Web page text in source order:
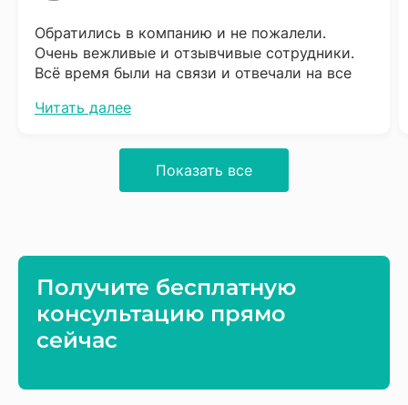
Обратились в компанию и не пожалели.
Очень вежливые и отзывчивые сотрудники.
Всё время были на связи и отвечали на все
терпения, процесс довольно не быстрый, но
советовать соседям.
Читать далее
Показать все
Получите бесплатную
консультацию прямо
сейчас